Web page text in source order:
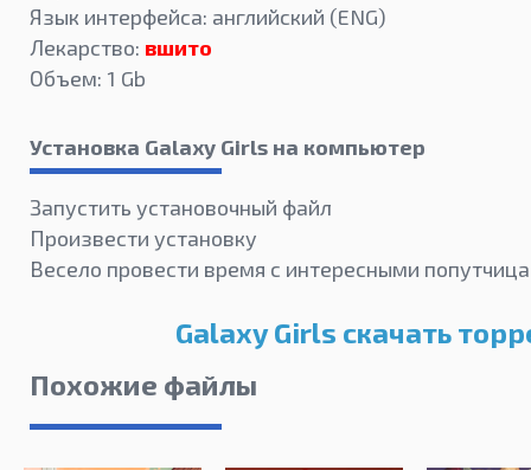
Язык интерфейса: английский (ENG)
Лекарство: вшито
Объем: 1 Gb
Установка Galaxy Girls на компьютер
Запустить установочный файл
Произвести установку
Весело провести время с интересными
Galaxy Girls скачать
Похожие файлы